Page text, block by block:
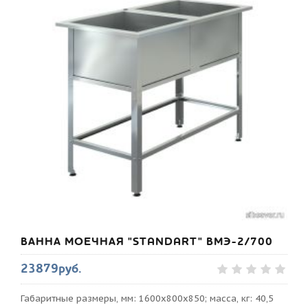
ВАННА МОЕЧНАЯ "STANDART" ВМЭ-2/700
23879руб.
Габаритные размеры, мм: 1600х800х850; масса, кг: 40,5